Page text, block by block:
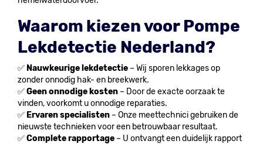
Waarom kiezen voor Pompe
Lekdetectie Nederland?
✅ Nauwkeurige lekdetectie – Wij sporen lekkages op
zonder onnodig hak- en breekwerk.
✅Geen onnodige kosten – Door de exacte oorzaak te
vinden, voorkomt u onnodige reparaties.
✅ Ervaren specialisten – Onze meettechnici gebruiken de
nieuwste technieken voor een betrouwbaar resultaat.
✅Complete rapportage – U ontvangt een duidelijk rapport